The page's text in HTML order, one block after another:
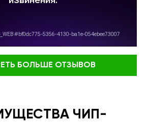
БОЛЬШЕ ОТЗЫВОВ
ЧИП-